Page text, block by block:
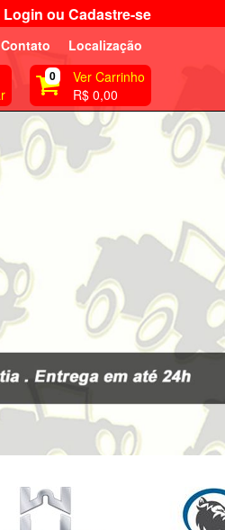
Login ou Cadastre-se
Contato
Localização
0
Ver Carrinho
R$ 0,00